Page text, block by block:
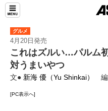
グルメ
4月20日発売
これはズルい…パルム
対うまいやつ
文● 新海 優（Yu Shinkai） 編
[PC表示へ]